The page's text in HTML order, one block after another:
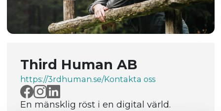
Third Human AB
https://3rdhuman.se/Kontakta oss
En mänsklig röst i en digital värld.